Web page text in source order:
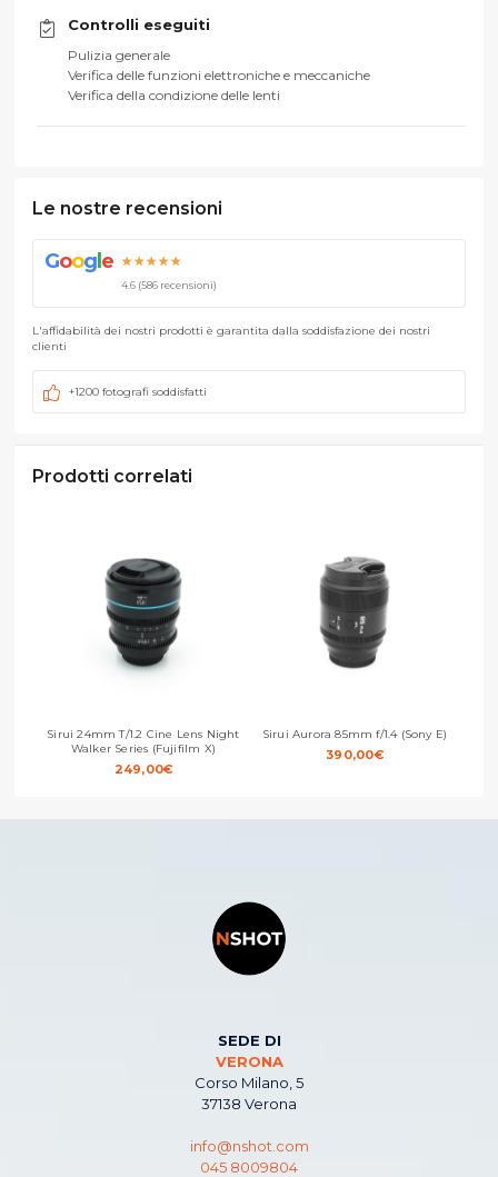
Controlli eseguiti
Pulizia generale
Verifica delle funzioni elettroniche e meccaniche
Verifica della condizione delle lenti
Le nostre recensioni
Goog e ★★★★★
4.6 (586 recensioni)
L'affidabilità dei nostri prodotti è garantita dalla soddisfazione dei nostri
clienti
+1200 fotografi soddisfatti
Prodotti correlati
Sirui 24mm T/1.2 Cine Lens Night
Walker Series (Fujifilm X)
249,00€
Sirui Aurora 85mm f/1.4 (Sony E)
390,00€
SEDE DI
VERONA
Corso Milano, 5
37138 Verona
info@nshot.com
045 8009804